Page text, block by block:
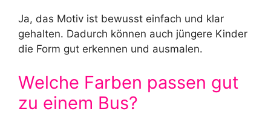
Ja, das Motiv ist bewusst einfach und klar
gehalten. Dadurch können auch jüngere Kinder
die Form gut erkennen und ausmalen.
Welche Farben passen gut
zu einem Bus?